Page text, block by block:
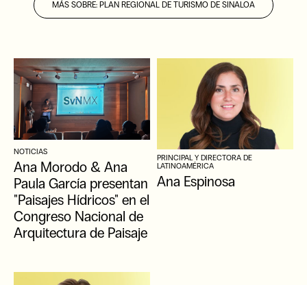
MÁS SOBRE: PLAN REGIONAL DE TURISMO DE SINALOA
NOTICIAS
Ana Morodo & Ana
Paula García presentan
"Paisajes Hídricos" en el
Congreso Nacional de
Arquitectura de Paisaje
PRINCIPAL Y DIRECTORA DE
LATINOAMÉRICA
Ana Espinosa